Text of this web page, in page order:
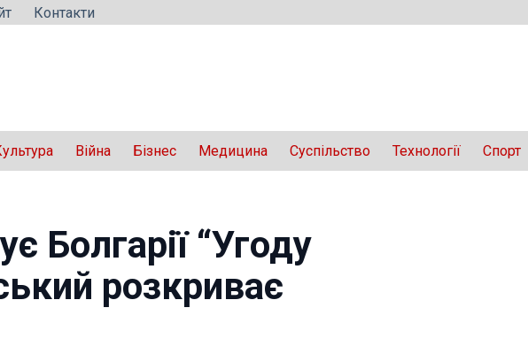
Контакти
Війна Бізнес Медицина Суспільство Технології Спорт
Болгарії “Угоду
розкриває